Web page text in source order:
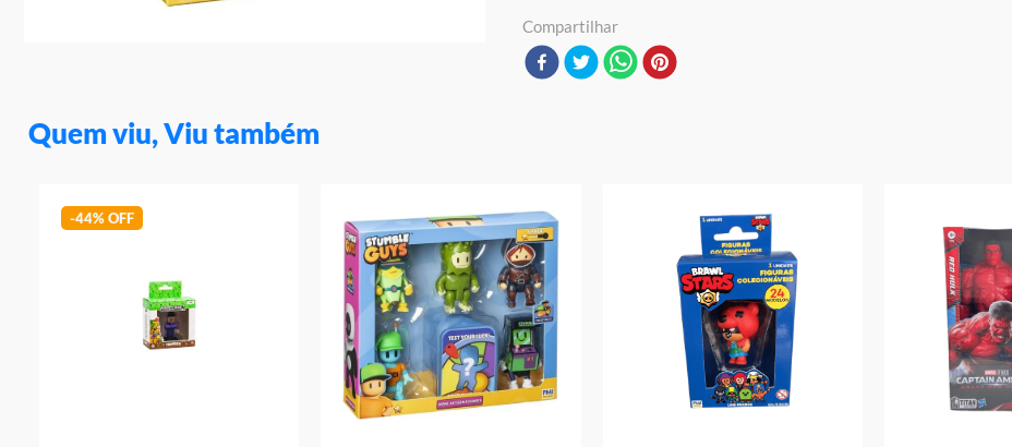
Certificação De Produtos)
Registro: 003431/2024 OCP: 0098
Características:
Peso Aproximado: 0,100kg
Altura Aproximada do Boneco: 7cm
Código de Barras: 7908842827317
Aviso: As cores podem variar entre as imagens mostradas acima e o produto
Imagens meramente ilustrativas
Garantia: 3 Meses Contra Defeito de Fabricação
Compartilhar
Quem viu, Viu também
-44%